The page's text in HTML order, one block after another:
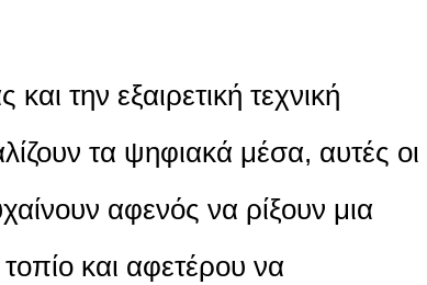
την εξαιρετική τεχνική
τα ψηφιακά μέσα, αυτές οι
αφενός να ρίξουν μια
και αφετέρου να